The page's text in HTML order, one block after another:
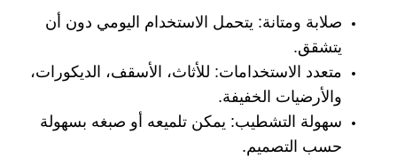
صلابة ومتانة: يتحمل الاستخدام اليومي دون أن
يتشقق.
متعدد الاستخدامات: للأثاث، الأسقف، الديكورات،
والأرضيات الخفيفة.
سهولة التشطيب: يمكن تلميعه أو صبغه بسهولة
حسب التصميم.